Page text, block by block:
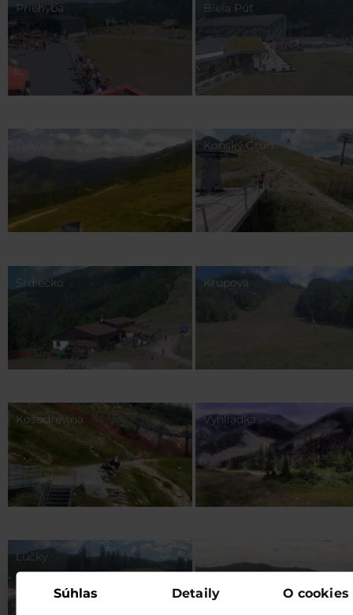
Súhlas Detaily O cookies
Priehyba Biela Púť
Konský Grúň
Srdiečko Krupová
Kosodrevina Vyhliadka
Lúčky